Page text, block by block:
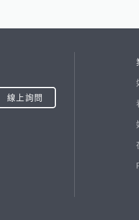
線上詢問